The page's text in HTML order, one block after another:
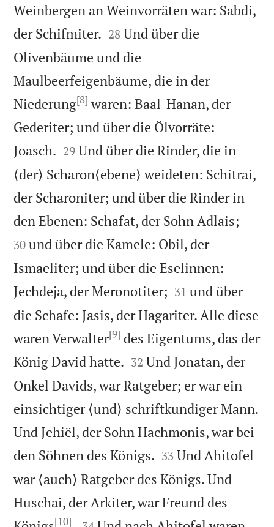
Weinbergen an Weinvorräten war: Sabdi,
der Schifmiter. 

28 Und über die
Olivenbäume und die
Maulbeerfeigenbäume, die in der
Niederung[8] waren: Baal-Hanan, der
Gederiter; und über die Ölvorräte:
Joasch. 

29 Und über die Rinder, die in
⟨der⟩ Scharon⟨ebene⟩ weideten: Schitrai,
der Scharoniter; und über die Rinder in
den Ebenen: Schafat, der Sohn Adlais;
30 und über die Kamele: Obil, der
Ismaeliter; und über die Eselinnen:
Jechdeja, der Meronotiter; 

31 und über
die Schafe: Jasis, der Hagariter. Alle diese
waren Verwalter[9] des Eigentums, das der
König David hatte. 

32 Und Jonatan, der
Onkel Davids, war Ratgeber; er war ein
einsichtiger ⟨und⟩ schriftkundiger Mann.
Und Jehiël, der Sohn Hachmonis, war bei
den Söhnen des Königs. 

33 Und Ahitofel
war ⟨auch⟩ Ratgeber des Königs. Und
Huschai, der Arkiter, war Freund des
[10]